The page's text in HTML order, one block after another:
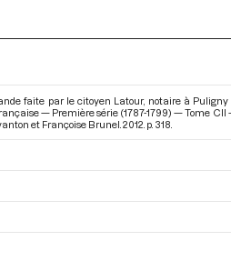
faite par le citoyen Latour, notaire à
— Première série (1787-1799) — Tome CII
et Françoise Brunel. 2012. p. 318.